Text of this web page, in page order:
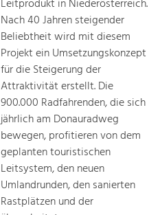
Leitprodukt in Niederösterreich.
Nach 40 Jahren steigender
Beliebtheit wird mit diesem
Projekt ein Umsetzungskonzept
für die Steigerung der
Attraktivität erstellt. Die
900.000 Radfahrenden, die sich
jährlich am Donauradweg
bewegen, profitieren von dem
geplanten touristischen
Leitsystem, den neuen
Umlandrunden, den sanierten
Rastplätzen und der